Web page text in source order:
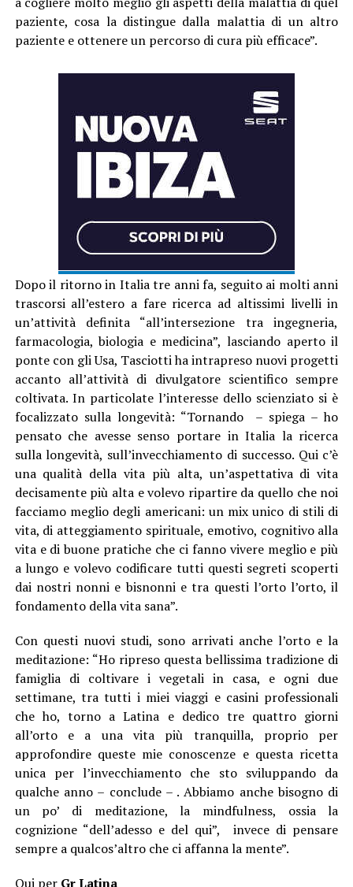
paziente, cosa la distingue dalla malattia di un altro
paziente e ottenere un percorso di cura più efficace”.
Dopo il ritorno in Italia tre anni fa, seguito ai molti anni
trascorsi all’estero a fare ricerca ad altissimi livelli in
un’attività definita “all’intersezione tra ingegneria,
farmacologia, biologia e medicina”, lasciando aperto il
ponte con gli Usa, Tasciotti ha intrapreso nuovi progetti
accanto all’attività di divulgatore scientifico sempre
coltivata. In particolate l’interesse dello scienziato si è
focalizzato sulla longevità: “Tornando – spiega – ho
pensato che avesse senso portare in Italia la ricerca
sulla longevità, sull’invecchiamento di successo. Qui c’è
una qualità della vita più alta, un’aspettativa di vita
decisamente più alta e volevo ripartire da quello che noi
facciamo meglio degli americani: un mix unico di stili di
vita, di atteggiamento spirituale, emotivo, cognitivo alla
vita e di buone pratiche che ci fanno vivere meglio e più
a lungo e volevo codificare tutti questi segreti scoperti
dai nostri nonni e bisnonni e tra questi l’orto l’orto, il
fondamento della vita sana”.
Con questi nuovi studi, sono arrivati anche l’orto e la
meditazione: “Ho ripreso questa bellissima tradizione di
famiglia di coltivare i vegetali in casa, e ogni due
settimane, tra tutti i miei viaggi e casini professionali
che ho, torno a Latina e dedico tre quattro giorni
all’orto e a una vita più tranquilla, proprio per
approfondire queste mie conoscenze e questa ricetta
unica per l’invecchiamento che sto sviluppando da
qualche anno – conclude – . Abbiamo anche bisogno di
un po’ di meditazione, la mindfulness, ossia la
cognizione “dell’adesso e del qui”, invece di pensare
sempre a qualcos’altro che ci affanna la mente”.
Qui per Gr Latina